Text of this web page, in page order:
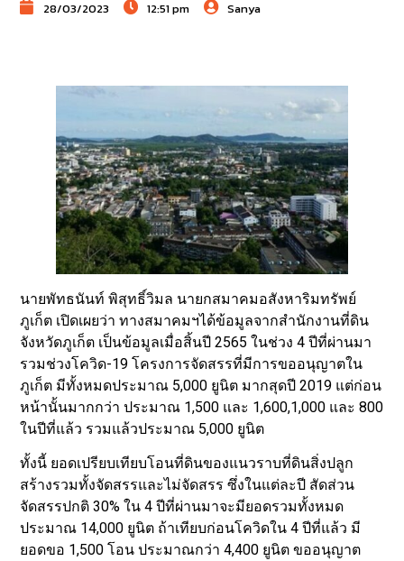
28/03/2023 12:51 pm Sanya
นายพัทธนันท์ พิสุทธิ์วิมล นายกสมาคมอสังหาริมทรัพย์
ภูเก็ต เปิดเผยว่า ทางสมาคมฯได้ข้อมูลจากสำนักงานที่ดิน
จังหวัดภูเก็ต เป็นข้อมูลเมื่อสิ้นปี 2565 ในช่วง 4 ปีที่ผ่านมา
รวมช่วงโควิด-19 โครงการจัดสรรที่มีการขออนุญาตใน
ภูเก็ต มีทั้งหมดประมาณ 5,000 ยูนิต มากสุดปี 2019 แต่ก่อน
หน้านั้นมากกว่า ประมาณ 1,500 และ 1,600,1,000 และ 800
ในปีที่แล้ว รวมแล้วประมาณ 5,000 ยูนิต
ทั้งนี้ ยอดเปรียบเทียบโอนที่ดินของแนวราบที่ดินสิ่งปลูก
สร้างรวมทั้งจัดสรรและไม่จัดสรร ซึ่งในแต่ละปี สัดส่วน
จัดสรรปกติ 30% ใน 4 ปีที่ผ่านมาจะมียอดรวมทั้งหมด
ประมาณ 14,000 ยูนิต ถ้าเทียบก่อนโควิดใน 4 ปีที่แล้ว มี
ยอดขอ 1,500 โอน ประมาณกว่า 4,400 ยูนิต ขออนุญาต